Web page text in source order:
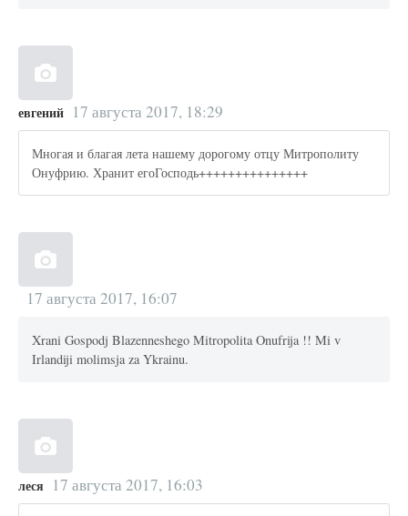
евгений 17 августа 2017, 18:29
Многая и благая лета нашему дорогому отцу Митрополиту
Онуфрию. Хранит егоГосподь+++++++++++++++
17 августа 2017, 16:07
Xrani Gospodj Blazenneshego Mitropolita Onufrija !! Mi v
Irlandiji molimsja za Ykrainu.
леся 17 августа 2017, 16:03